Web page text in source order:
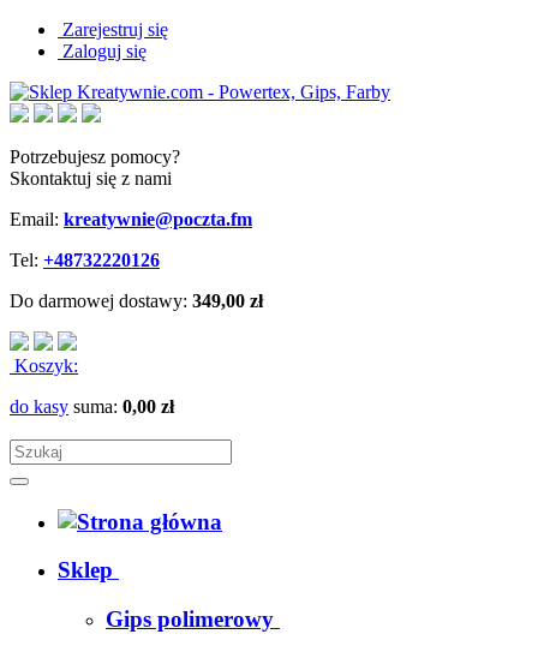
Zarejestruj się
Zaloguj się
Potrzebujesz pomocy?
Skontaktuj się z nami
Email: kreatywnie@poczta.fm
Tel: +48732220126
Do darmowej dostawy: 349,00 zł
Koszyk:
do kasy suma: 0,00 zł
Sklep
Gips polimerowy